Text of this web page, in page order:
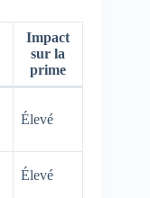
Impact
sur la
prime
Élevé
Élevé